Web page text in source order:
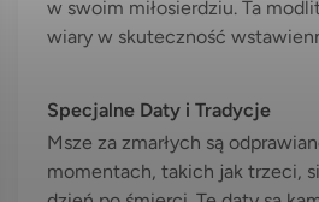
w swoim miłosierdziu. Ta
wiary w skuteczność
Specjalne Daty i Tradycje
Msze za zmarłych są
momentach, takich jak trzeci,